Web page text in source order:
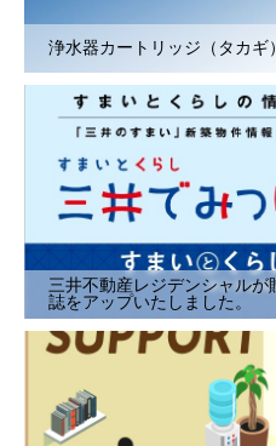
浄水器カートリッジ（タカギ）
三井不動産レジデンシャル
誌をアップいたしました。